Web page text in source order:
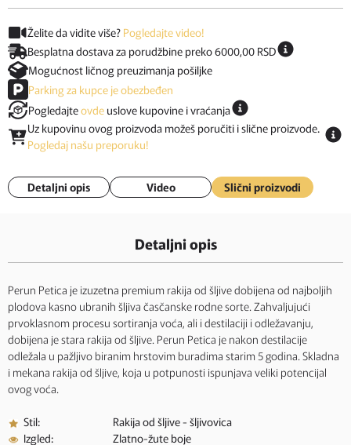
Želite da vidite više? Pogledajte video!
Besplatna dostava za porudžbine preko 6000,00 RSD
Mogućnost ličnog preuzimanja pošiljke
Parking za kupce je obezbeđen
Pogledajteovde uslove kupovine i vraćanja
Uz kupovinu ovog proizvoda možeš poručiti i slične proizvode.
Pogledaj našu preporuku!
Detaljni opis Video Slični proizvodi
Detaljni opis
Perun Petica je izuzetna premium rakija od šljive dobijena od najboljih
plodova kasno ubranih šljiva časčanske rodne sorte. Zahvaljujući
prvoklasnom procesu sortiranja voća, ali i destilaciji i odležavanju,
dobijena je stara rakija od šljive. Perun Petica je nakon destilacije
odležala u pažljivo biranim hrstovim buradima starim 5 godina. Skladna
i mekana rakija od šljive, koja u potpunosti ispunjava veliki potencijal
ovog voća.
Stil:
Rakija od šljive - šljivovica
Izgled:
Zlatno-žute boje